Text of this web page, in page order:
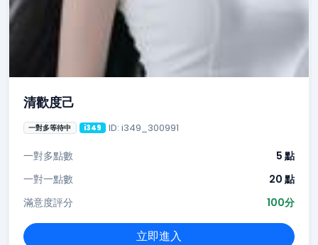
清歡度己
一對多等待中 i349 ID: i349_300991
一對多點數
5 點
一對一點數
20 點
滿意度評分
100分
立即進入